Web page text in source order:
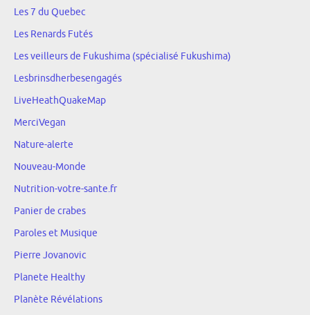
Les 7 du Quebec
Les Renards Futés
Les veilleurs de Fukushima (spécialisé Fukushima)
Lesbrinsdherbesengagés
LiveHeathQuakeMap
MerciVegan
Nature-alerte
Nouveau-Monde
Nutrition-votre-sante.fr
Panier de crabes
Paroles et Musique
Pierre Jovanovic
Planete Healthy
Planète Révélations